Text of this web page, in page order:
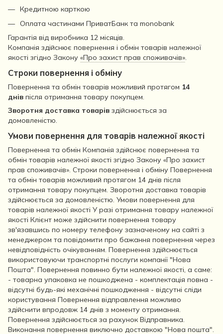
Кредитною карткою
Оплата частинами ПриватБанк та monobank
Гарантія від виробника 12 місяців.
Компанія здійснює повернення і обмін товарів належної
якості згідно Закону «Про захист прав споживачів».
Строки повернення і обміну
Повернення та обмін товарів можливий протягом 14
днів після отримання товару покупцем.
Зворотня доставка товарів здійснюється за
домовленістю.
Умови повернення для товарів належної якості
Повернення та обмін Компанія здійснює повернення та
обмін товарів належної якості згідно Закону «Про захист
прав споживачів». Строки повернення і обміну Повернення
та обмін товарів можливий протягом 14 днів після
отримання товару покупцем. Зворотня доставка товарів
здійснюється за домовленістю. Умови повернення для
товарів належної якості У разі отримання товару належної
якості Клієнт може здійснити повернення товару
зв'язавшись по номеру телефону зазначеному на сайті з
менеджером та повідомити про бажання повернення через
невідповідність очікуванням. Повернення здійснюється
використовуючи транспортні послуги компанії "Нова
Пошта". Повернення повинно бути належної якості, а саме:
- товарна упаковка не пошкоджена - комплектація повна -
відсутні будь-які механічні пошкодження - відсутні сліди
користування Повернення відправлення можливо
здійснити впродовж 14 днів з моменту отримання.
Повернення здійснюється за рахунок Відправника.
Виконання повернення виключно доставкою "Нова пошта".